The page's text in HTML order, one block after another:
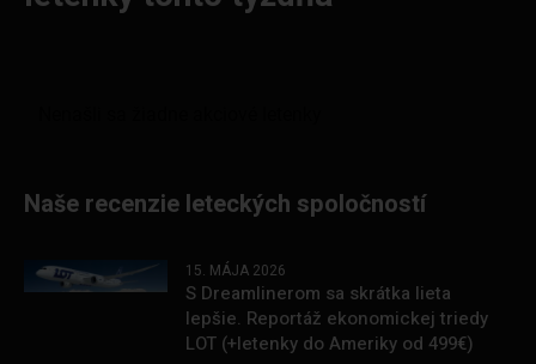
Naše recenzie leteckých spoločností
15. MÁJA 2026
S Dreamlinerom sa skrátka lieta
lepšie. Reportáž ekonomickej triedy
LOT (+letenky do Ameriky od 499€)